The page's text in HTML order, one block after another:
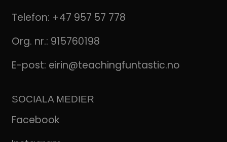
Telefon: +47 957 57 778
Org. nr.: 915760198
E-post: eirin@teachingfuntastic.no
SOCIALA MEDIER
Facebook